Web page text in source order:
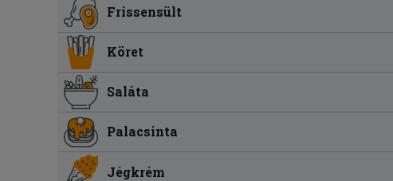
Frissensült
Köret
Saláta
Palacsinta
Jégkrém